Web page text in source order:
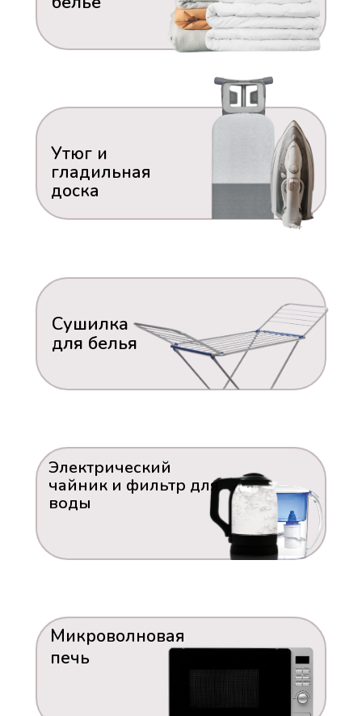
Утюг и
гладильная
доска
Сушилка
для белья
Электрический
чайник и фильтр для
воды
Микроволновая
печь